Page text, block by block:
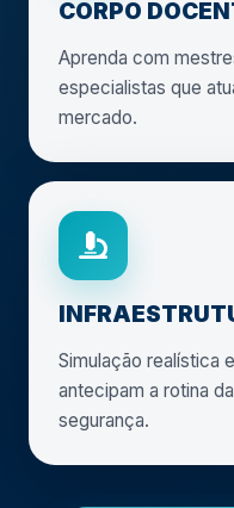
CORPO
Aprenda com
especialistas que
mercado.
Simulação realística
antecipam a rotina
segurança.